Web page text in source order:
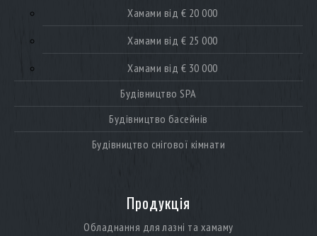
Хамами від € 20 000
Хамами від € 25 000
Хамами від € 30 000
Будівництво SPA
Будівництво басейнів
Будівництво снігової кімнати
Продукція
Обладнання для лазні та хамаму